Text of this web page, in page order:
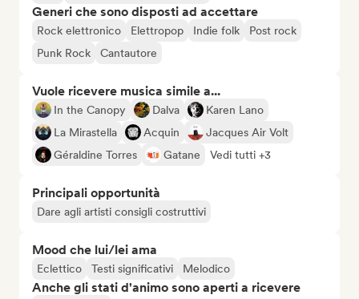
Generi che sono disposti ad accettare
Rock elettronico Elettropop Indie folk
Post rock
Punk Rock
Cantautore
Vuole ricevere musica simile a...
In the Canopy Dalva
Karen Lano
La Mirastella
Acquin
Jacques Air Volt
Géraldine Torres
Gatane Vedi tutti +3
Principali opportunità
Dare agli artisti consigli costruttivi
Mood che lui/lei ama
Eclettico Testi significativi Melodico
Anche gli stati d'animo sono aperti a ricevere